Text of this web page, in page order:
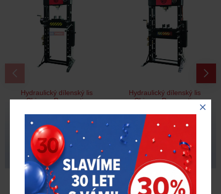
Pneumatická ráčna
Chicago Pneumatic
3 860 Kč
3 474 Kč s DPH
Pneumatická ráčna
Chicago Pneumatic
2 712 Kč